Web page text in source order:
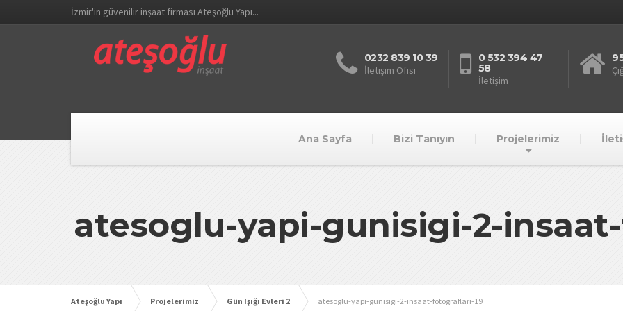
İzmir'in güvenilir inşaat firması Ateşoğlu Yapı...
0232 839 10 39
İletişim Ofisi
0 532 394 47
58
İletişim
Ana Sayfa Bizi Tanıyın Projelerimiz
atesoglu-yapi-gunisigi-2-
Ateşoğlu Yapı Projelerimiz Gün Işığı Evleri 2 atesoglu-yapi-gunisigi-2-insaat-fotograflari-19